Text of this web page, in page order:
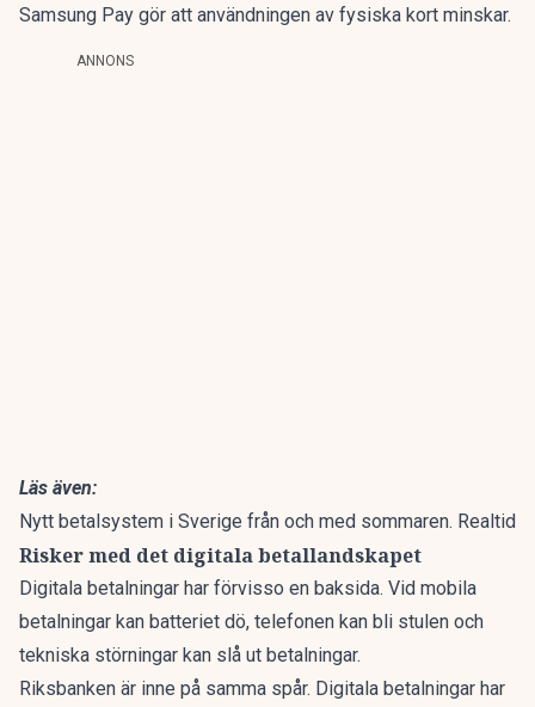
Samsung Pay gör att användningen av fysiska kort minskar.
ANNONS
Läs även:
Nytt betalsystem i Sverige från och med sommaren. Realtid
Risker med det digitala betallandskapet
Digitala betalningar har förvisso en baksida. Vid mobila
betalningar kan batteriet dö, telefonen kan bli stulen och
tekniska störningar kan slå ut betalningar.
Riksbanken är inne på samma spår. Digitala betalningar har